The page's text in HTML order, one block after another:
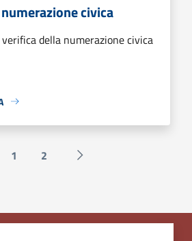
civica
della numerazione civica
1 2 Successiva »